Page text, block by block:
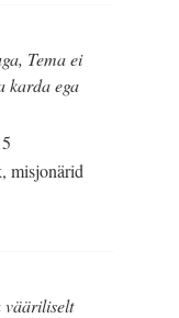
Tema ei
karda ega
misjonärid
vääriliselt